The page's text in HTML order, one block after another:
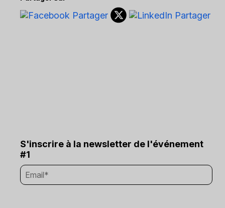
S'inscrire à la newsletter de l'événement
#1